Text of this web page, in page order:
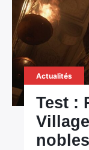
Actualités
Test :